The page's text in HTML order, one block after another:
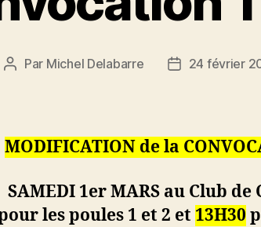
Auteur
Par Michel Delabarre
Date24 février
MODIFICATION de la
SAMEDI 1er MARS au Club de
les poules 1 et 2 et 13H30